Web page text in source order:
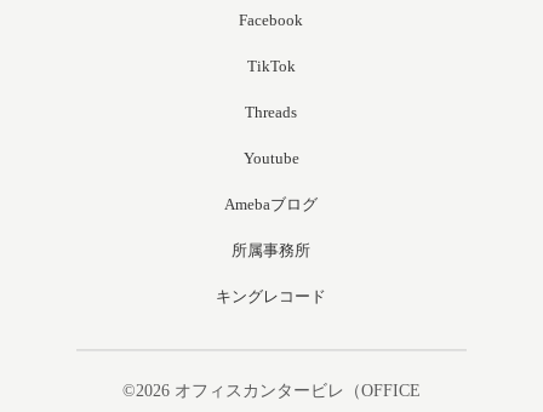
Facebook
TikTok
Threads
Youtube
Amebaブログ
所属事務所
キングレコード
©2026 オフィスカンタービレ（OFFICE